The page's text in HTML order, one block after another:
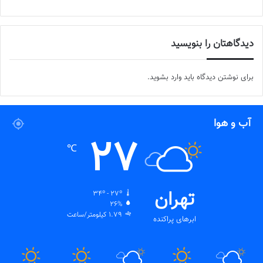
دیدگاهتان را بنویسید
برای نوشتن دیدگاه باید وارد بشوید.
آب و هوا
تهران
ابرهای پراکنده
27
℃
34º - 27º
26%
1.79 کیلومتر/ساعت